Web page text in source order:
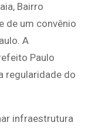
Bairro
de um convênio
A
Paulo
regularidade do
infraestrutura